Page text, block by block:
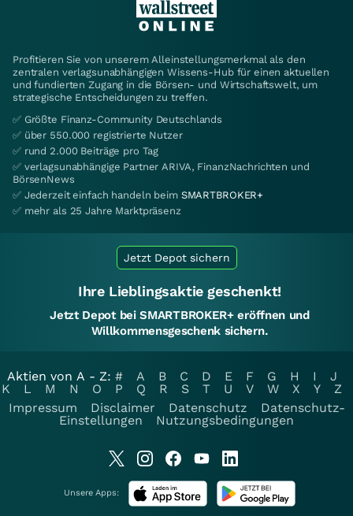
Profitieren Sie von unserem Alleinstellungsmerkmal als den
zentralen verlagsunabhängigen Wissens-Hub für einen aktuellen
und fundierten Zugang in die Börsen- und Wirtschaftswelt, um
strategische Entscheidungen zu treffen.
✅ Größte Finanz-Community Deutschlands
✅ über 550.000 registrierte Nutzer
✅ rund 2.000 Beiträge pro Tag
✅ verlagsunabhängige Partner ARIVA, FinanzNachrichten und
BörsenNews
✅ Jederzeit einfach handeln beim SMARTBROKER+
✅ mehr als 25 Jahre Marktpräsenz
Jetzt Depot sichern
Ihre Lieblingsaktie geschenkt!
Jetzt Depot bei SMARTBROKER+ eröffnen und
Willkommensgeschenk sichern.
Aktien von A - Z: # A B C D E F G H I
J
K
L M N O P Q R S T U V W X Y
Z
Impressum
Disclaimer Datenschutz
Datenschutz-
Einstellungen
Nutzungsbedingungen
Unsere Apps: